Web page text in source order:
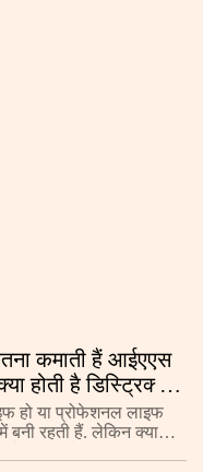
कमाती हैं आईएएस
होती है डिस्ट्रिक्ट
हो या प्रोफेशनल लाइफ
रहती हैं. लेकिन क्या